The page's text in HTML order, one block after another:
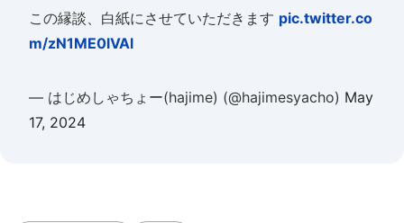
この縁談、白紙にさせていただきます pic.twitter.co
m/zN1ME0lVAl
— はじめしゃちょー(hajime) (@hajimesyacho) May
17, 2024